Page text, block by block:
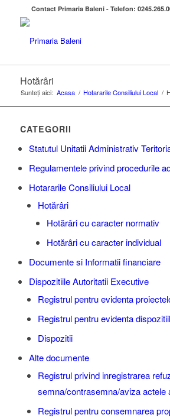
Contact Primaria Baleni - Telefon:
Hotărâri
Sunteți aici: Acasa / Hotararile Consiliului Local /
CATEGORII
Statutul Unitatii Administrativ
Regulamentele privind procedurile
Hotararile Consiliului Local
Hotărâri
Hotărâri cu caracter normativ
Hotărâri cu caracter individual
Documente si Informatii financiare
Dispozitiile Autoritatii Executive
Registrul pentru evidenta
Registrul pentru evidenta
Dispozitii
Alte documente
Registrul privind inregistrarea
semna/contrasemna/aviza actele
Registrul pentru consemnarea